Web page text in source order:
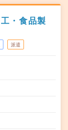
・食品製
派遣